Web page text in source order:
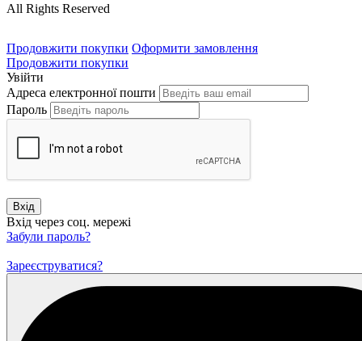
All Rights Reserved
Продовжити покупки Оформити замовлення
Продовжити покупки
Увійти
Адреса електронної пошти
Пароль
Вхід
Вхід через соц. мережі
Забули пароль?
Зареєструватися?